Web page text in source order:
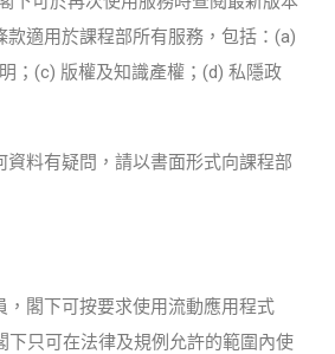
款適用於課程部所有服務，包括：(a)
；(c) 版權及知識產權；(d) 私隱政
資料有疑問，請以書面形式向課程部
，閣下可按要求使用流動應用程式
下只可在法律及規例允許的範圍內使